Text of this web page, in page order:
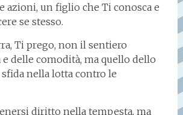
azioni, un figlio che Ti conosca e
se stesso.
Ti prego, non il sentiero
e delle comodità, ma quello dello
nella lotta contro le
diritto nella tempesta, ma